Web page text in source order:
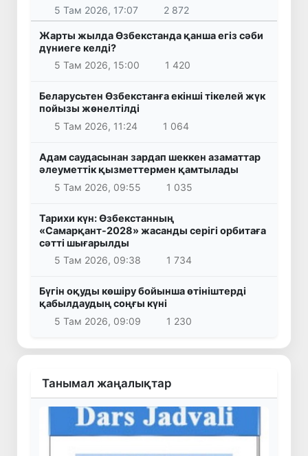
5 Там 2026, 17:07 2 872
Жарты жылда Өзбекстанда қанша егіз сәби
дүниеге келді?
5 Там 2026, 15:00
1 420
Беларусьтен Өзбекстанға екінші тікелей жүк
пойызы жөнелтілді
5 Там 2026, 11:24
1 064
Адам саудасынан зардап шеккен азаматтар
әлеуметтік қызметтермен қамтылады
5 Там 2026, 09:55
1 035
Тарихи күн: Өзбекстанның
«Самарқант-2028» жасанды серігі орбитаға
сәтті шығарылды
5 Там 2026, 09:38
1 734
Бүгін оқуды көшіру бойынша өтініштерді
қабылдаудың соңғы күні
5 Там 2026, 09:09
1 230
Танымал жаңалықтар